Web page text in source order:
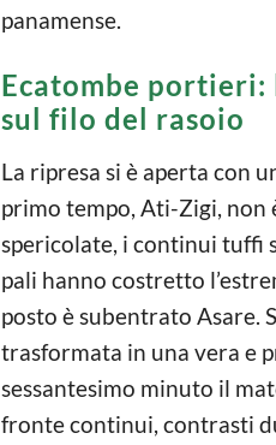
panamense.
Ecatombe
sul filo del rasoio
La ripresa si è aperta con
primo tempo, Ati-Zigi, non
spericolate, i continui tuffi
pali hanno costretto
posto è subentrato Asare.
trasformata in una vera e
sessantesimo minuto il
fronte continui, contrasti